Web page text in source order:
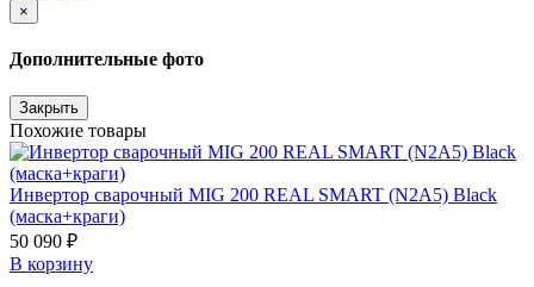
×
Дополнительные фото
Закрыть
Похожие товары
Инвертор сварочный MIG 200 REAL SMART (N2A5) Black
(маска+краги)
50 090 ₽
В корзину